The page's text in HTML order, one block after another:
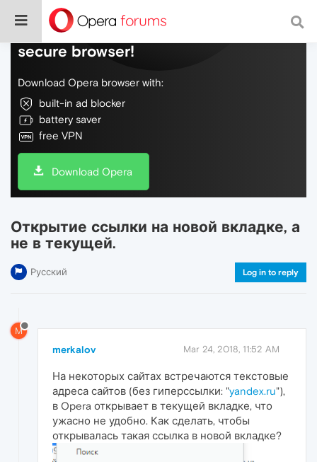
Do more on the web, with a fast and
secure browser!
Download Opera browser with:
built-in ad blocker
battery saver
free VPN
Download Opera
Открытие ссылки на новой вкладке, а
не в текущей.
Русский Log in to reply
M
merkalov Mar 24, 2018, 11:52 AM
На некоторых сайтах встречаются текстовые
адреса сайтов (без гиперссылки: "yandex.ru"),
в Opera открывает в текущей вкладке, что
ужасно не удобно. Как сделать, чтобы
открывалась такая ссылка в новой вкладке?